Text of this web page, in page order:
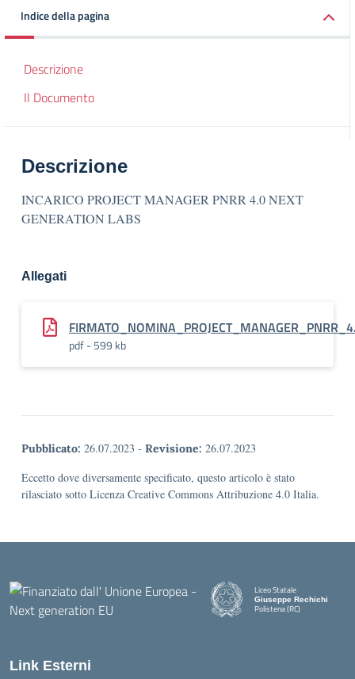
Indice della pagina
Descrizione
Il Documento
Descrizione
INCARICO PROJECT MANAGER PNRR 4.0 NEXT
GENERATION LABS
Allegati
pdf - 599 kb
Pubblicato: 26.07.2023 - Revisione: 26.07.2023
Eccetto dove diversamente specificato, questo articolo è stato
rilasciato sotto Licenza Creative Commons Attribuzione 4.0 Italia.
Liceo Statale
Giuseppe Rechichi
Polistena (RC)
Link Esterni